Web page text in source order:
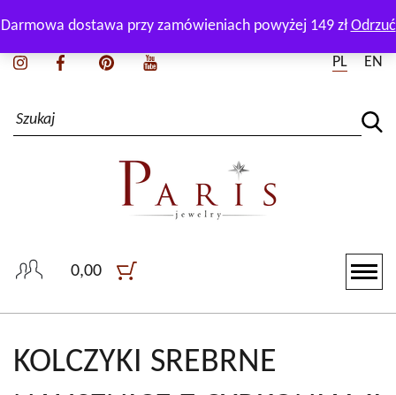
PL EN
0,00
KOLCZYKI SREBRNE
Zadzwoń i zapytaj naszego doradcę:+48 511 165 550
Darmowa dostawa przy zamówieniach powyżej 149 złOdrzuć